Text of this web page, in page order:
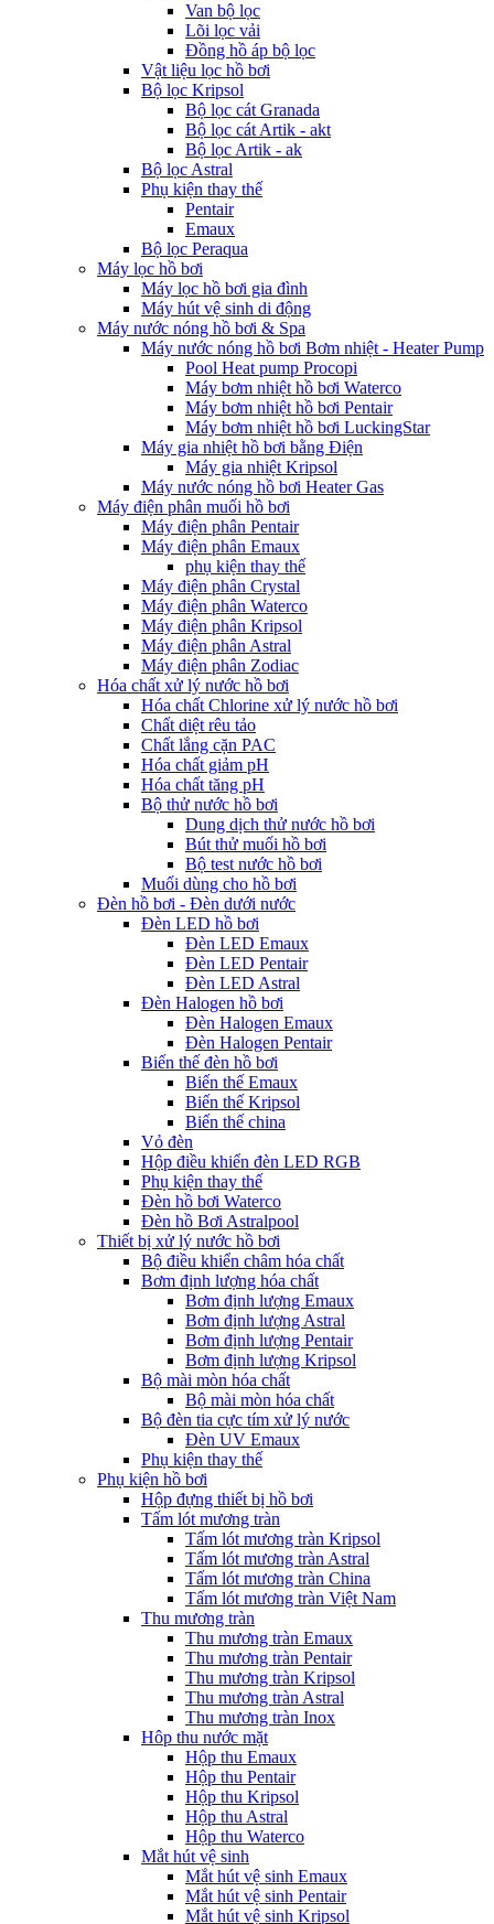
Van bộ lọc
Lõi lọc vải
Đồng hồ áp bộ lọc
Vật liệu lọc hồ bơi
Bộ lọc Kripsol
Bộ lọc cát Granada
Bộ lọc cát Artik - akt
Bộ lọc Artik - ak
Bộ lọc Astral
Phụ kiện thay thế
Pentair
Emaux
Bộ lọc Peraqua
Máy lọc hồ bơi
Máy lọc hồ bơi gia đình
Máy hút vệ sinh di động
Máy nước nóng hồ bơi & Spa
Máy nước nóng hồ bơi Bơm nhiệt - Heater Pump
Pool Heat pump Procopi
Máy bơm nhiệt hồ bơi Waterco
Máy bơm nhiệt hồ bơi Pentair
Máy bơm nhiệt hồ bơi LuckingStar
Máy gia nhiệt hồ bơi bằng Điện
Máy gia nhiệt Kripsol
Máy nước nóng hồ bơi Heater Gas
Máy điện phân muối hồ bơi
Máy điện phân Pentair
Máy điện phân Emaux
phụ kiện thay thế
Máy điện phân Crystal
Máy điện phân Waterco
Máy điện phân Kripsol
Máy điện phân Astral
Máy điện phân Zodiac
Hóa chất xử lý nước hồ bơi
Hóa chất Chlorine xử lý nước hồ bơi
Chất diệt rêu tảo
Chất lắng cặn PAC
Hóa chất giảm pH
Hóa chất tăng pH
Bộ thử nước hồ bơi
Dung dịch thử nước hồ bơi
Bút thử muối hồ bơi
Bộ test nước hồ bơi
Muối dùng cho hồ bơi
Đèn hồ bơi - Đèn dưới nước
Đèn LED hồ bơi
Đèn LED Emaux
Đèn LED Pentair
Đèn LED Astral
Đèn Halogen hồ bơi
Đèn Halogen Emaux
Đèn Halogen Pentair
Biến thế đèn hồ bơi
Biến thế Emaux
Biến thế Kripsol
Biến thế china
Vỏ đèn
Hộp điều khiển đèn LED RGB
Phụ kiện thay thế
Đèn hồ bơi Waterco
Đèn hồ Bơi Astralpool
Thiết bị xử lý nước hồ bơi
Bộ điều khiển châm hóa chất
Bơm định lượng hóa chất
Bơm định lượng Emaux
Bơm định lượng Astral
Bơm định lượng Pentair
Bơm định lượng Kripsol
Bộ mài mòn hóa chất
Bộ mài mòn hóa chất
Bộ đèn tia cực tím xử lý nước
Đèn UV Emaux
Phụ kiện thay thế
Phụ kiện hồ bơi
Hộp đựng thiết bị hồ bơi
Tấm lót mương tràn
Tấm lót mương tràn Kripsol
Tấm lót mương tràn Astral
Tấm lót mương tràn China
Tấm lót mương tràn Việt Nam
Thu mương tràn
Thu mương tràn Emaux
Thu mương tràn Pentair
Thu mương tràn Kripsol
Thu mương tràn Astral
Thu mương tràn Inox
Hôp thu nước mặt
Hộp thu Emaux
Hộp thu Pentair
Hộp thu Kripsol
Hộp thu Astral
Hộp thu Waterco
Mắt hút vệ sinh
Mắt hút vệ sinh Emaux
Mắt hút vệ sinh Pentair
Mắt hút vệ sinh Kripsol